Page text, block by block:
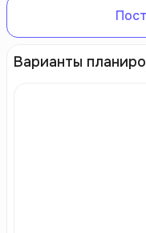
Варианты